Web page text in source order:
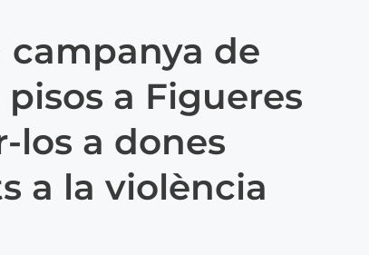
de
a Figueres
los a dones
a la violència